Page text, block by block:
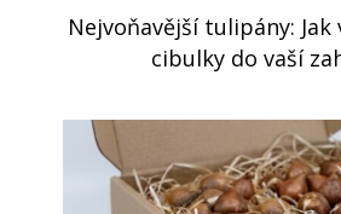
Nejvoňavější tulipány:
cibulky do vaší